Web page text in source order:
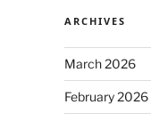
ARCHIVES
March 2026
February 2026